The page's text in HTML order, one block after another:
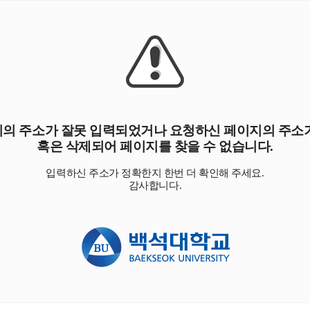
주소가 잘못 입력되었거나 요청하신 페이지의 주소
혹은 삭제되어 페이지를 찾을 수 없습니다.
입력하신 주소가 정확한지 한번 더 확인해 주세요.
감사합니다.